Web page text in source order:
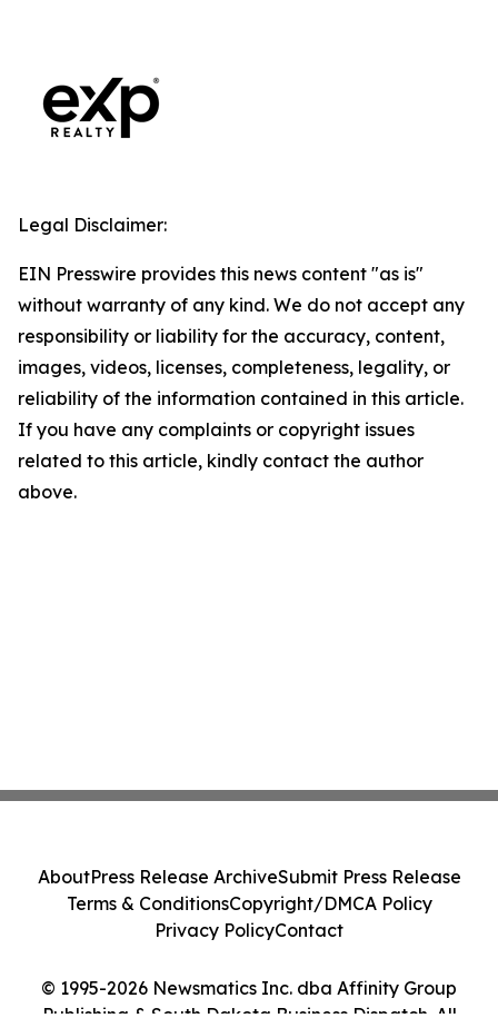
Legal Disclaimer:
EIN Presswire provides this news content "as is"
without warranty of any kind. We do not accept any
responsibility or liability for the accuracy, content,
images, videos, licenses, completeness, legality, or
reliability of the information contained in this article.
If you have any complaints or copyright issues
related to this article, kindly contact the author
above.
© 1995-2026 Newsmatics Inc. dba Affinity Group
AboutPress Release ArchiveSubmit Press Release
Terms & ConditionsCopyright/DMCA Policy
Privacy PolicyContact